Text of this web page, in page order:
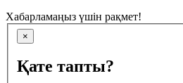
Хабарламаңыз үшін рақмет!
×
Қате тапты?